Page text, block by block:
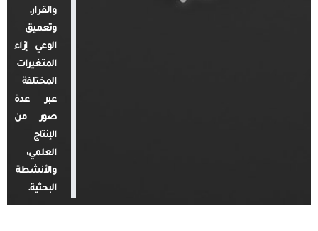
والقرار.
وتعميق
الوعي إزاء
المتغيرات
المختلفة
عبر عدة
صور من
الإنتاج
العلمي،
والأنشطة
البحثية.